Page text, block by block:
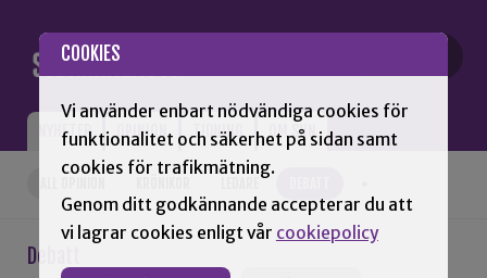
COOKIES
Vi använder enbart nödvändiga cookies för
funktionalitet och säkerhet på sidan samt
cookies för trafikmätning.
Genom ditt godkännande accepterar du att
vi lagrar cookies enligt vår cookiepolicy
NYHETER OPINION TIDNING OM SNN
Debatt